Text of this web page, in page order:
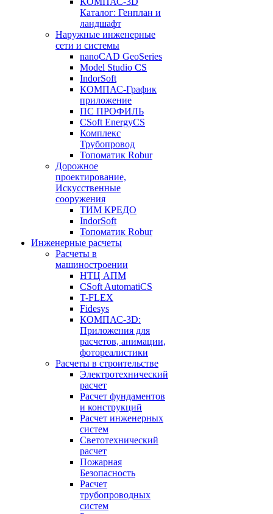
Каталог: Генплан и
ландшафт
Наружные инженерные
сети и системы
nanoCAD GeoSeries
Model Studio CS
IndorSoft
КОМПАС-График
приложение
ПС ПРОФИЛЬ
CSoft EnergyCS
Комплекс
Трубопровод
Топоматик Robur
Дорожное
проектирование,
Искусственные
сооружения
ТИМ КРЕДО
IndorSoft
Топоматик Robur
Инженерные расчеты
Расчеты в
машиностроении
НТЦ АПМ
CSoft AutomatiCS
T-FLEX
Fidesys
КОМПАС-3D:
Приложения для
расчетов, анимации,
фотореалистики
Расчеты в строительстве
Электротехнический
расчет
Расчет фундаментов
и конструкций
Расчет инженерных
систем
Светотехнический
расчет
Пожарная
Безопасность
Расчет
трубопроводных
систем